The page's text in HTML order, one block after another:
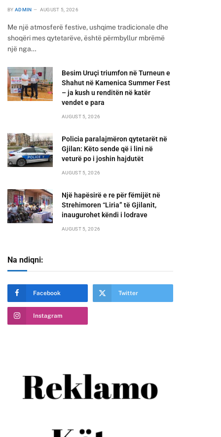
BY ADMIN AUGUST 5, 2026
Me një atmosferë festive, ushqime tradicionale dhe
shoqëri mes qytetarëve, është përmbyllur mbrëmë
një nga…
Besim Uruçi triumfon në Turneun e
Shahut në Kamenica Summer Fest
– ja kush u renditën në katër
vendet e para
AUGUST 5, 2026
Policia paralajmëron qytetarët në
Gjilan: Këto sende që i lini në
veturë po i joshin hajdutët
AUGUST 5, 2026
Një hapësirë e re për fëmijët në
Strehimoren “Liria” të Gjilanit,
inaugurohet këndi i lodrave
AUGUST 5, 2026
Na ndiqni:
Facebook Twitter
Instagram